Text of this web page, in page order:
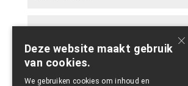
×
Deze website maakt gebruik
van cookies.
We gebruiken cookies om inhoud en